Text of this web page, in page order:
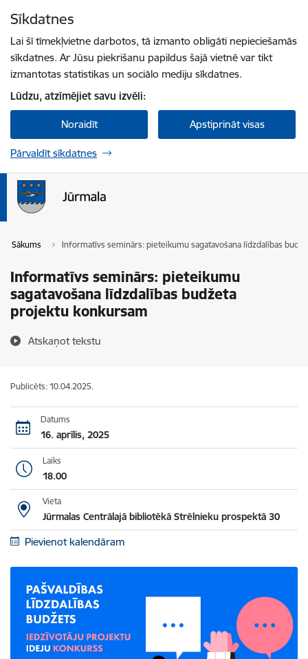
Sīkdatnes
Lai šī tīmekļvietne darbotos, tā izmanto obligāti nepieciešamās
sīkdatnes. Ar Jūsu piekrišanu papildus šajā vietnē var tikt
izmantotas statistikas un sociālo mediju sīkdatnes.
Lūdzu, atzīmējiet savu izvēli:
Noraidīt Apstiprināt visas
Pārvaldīt sīkdatnes
Sākums Informatīvs seminārs: pieteikumu sagatavošana līdzdalības
Informatīvs seminārs: pieteikumu
sagatavošana līdzdalības budžeta
projektu konkursam
Atskaņot tekstu
Publicēts: 10.04.2025.
Datums
16. aprīlis, 2025
Laiks
18.00
Vieta
Jūrmalas Centrālajā bibliotēkā Strēlnieku prospektā 30
Pievienot kalendāram